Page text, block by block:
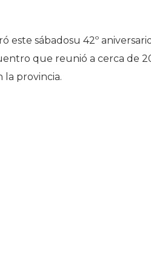
este sábadosu 42º
que reunió a cerca de
la provincia.